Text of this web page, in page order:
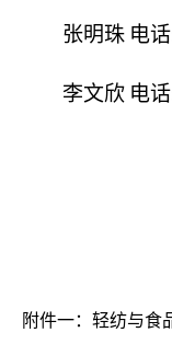
张明珠 电话
李文欣 电话
轻纺
附件一：轻纺与食